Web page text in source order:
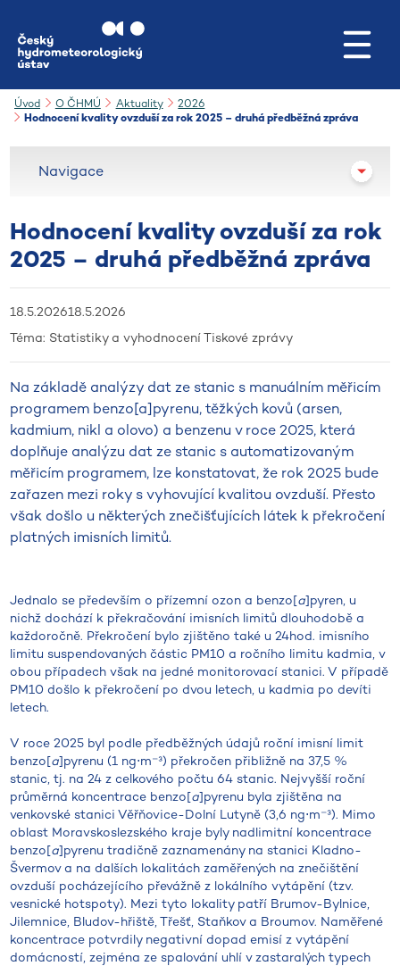
Úvod O ČHMÚ Aktuality
2026
Hodnocení kvality ovzduší za rok 2025 – druhá předběžná zpráva
Hodnocení kvality ovzduší za rok
2025 – druhá předběžná zpráva
18.5.202618.5.2026
Téma: Statistiky a vyhodnoceníTiskové zprávy
Na základě analýzy dat ze stanic s manuálním měřicím
programem benzo[a]pyrenu, těžkých kovů (arsen,
kadmium, nikl a olovo) a benzenu v roce 2025, která
doplňuje analýzu dat ze stanic s automatizovaným
měřicím programem, lze konstatovat, že rok 2025 bude
zařazen mezi roky s vyhovující kvalitou ovzduší. Přesto
však došlo u některých znečišťujících látek k překročení
platných imisních limitů.
Jednalo se především o přízemní ozon a benzo[a]pyren, u
nichž dochází k překračování imisních limitů dlouhodobě a
každoročně. Překročení bylo zjištěno také u 24hod. imisního
limitu suspendovaných částic PM10 a ročního limitu kadmia, v
obou případech však na jedné monitorovací stanici. V případě
PM10 došlo k překročení po dvou letech, u kadmia po devíti
letech.
V roce 2025 byl podle předběžných údajů roční imisní limit
benzo[a]pyrenu (1 ng⋅m⁻³) překročen přibližně na 37,5 %
stanic, tj. na 24 z celkového počtu 64 stanic. Nejvyšší roční
průměrná koncentrace benzo[a]pyrenu byla zjištěna na
venkovské stanici Věřňovice-Dolní Lutyně (3,6 ng⋅m⁻³). Mimo
oblast Moravskoslezského kraje byly nadlimitní koncentrace
benzo[a]pyrenu tradičně zaznamenány na stanici Kladno-
Švermov a na dalších lokalitách zaměřených na znečištění
ovzduší pocházejícího převážně z lokálního vytápění (tzv.
vesnické hotspoty). Mezi tyto lokality patří Brumov-Bylnice,
Jilemnice, Bludov-hřiště, Třešť, Staňkov a Broumov. Naměřené
koncentrace potvrdily negativní dopad emisí z vytápění
domácností, zejména ze spalování uhlí v zastaralých typech
Navigace